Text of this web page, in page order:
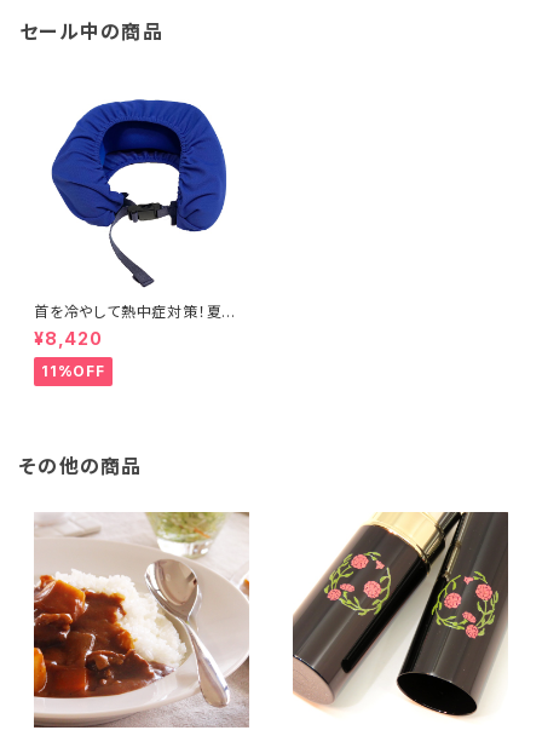
セール中の商品
首を冷やして熱中症対策！夏の
必需品「DANSHUT COOL」
（ダンシャット クール）
¥8,420
11%OFF
その他の商品